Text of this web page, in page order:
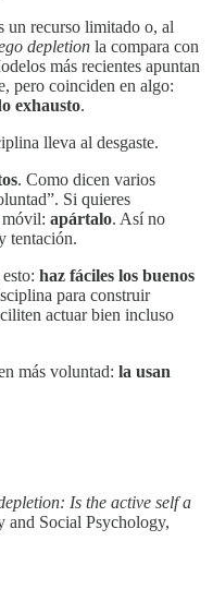
un recurso limitado o, al
depletion la compara con
más recientes apuntan
pero coinciden en algo:
exhausto.
lleva al desgaste.
. Como dicen varios
Si quieres
móvil: apártalo. Así no
tentación.
haz fáciles los buenos
para construir
actuar bien incluso
más voluntad: la usan
Is the active self a
and Social Psychology,